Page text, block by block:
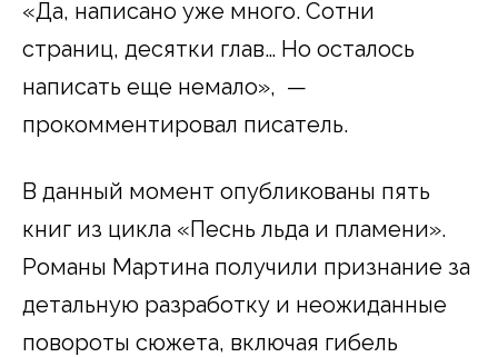
«Да, написано уже много. Сотни
страниц, десятки глав… Но осталось
написать еще немало», —
прокомментировал писатель.
В данный момент опубликованы пять
книг из цикла «Песнь льда и пламени».
Романы Мартина получили признание за
детальную разработку и неожиданные
повороты сюжета, включая гибель